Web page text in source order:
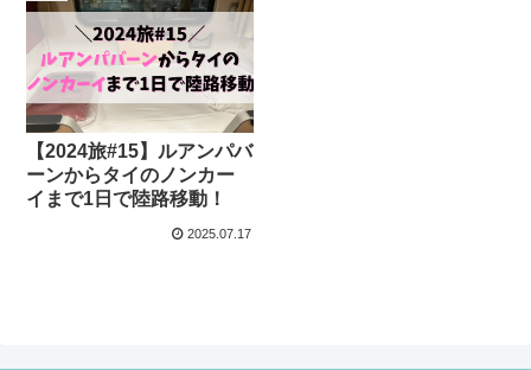
【2024旅#15】ルアンパバ
ーンからタイのノンカー
イまで1日で陸路移動！
2025.07.17